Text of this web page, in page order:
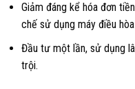
Giảm đáng kể hóa đơn
chế sử dụng máy điều
Đầu tư một lần, sử dụng
trội.